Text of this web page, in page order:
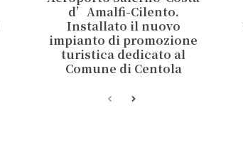
d’Amalfi-Cilento.
Installato il nuovo
impianto di promozione
turistica dedicato al
Comune di Centola